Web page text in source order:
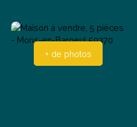
+ de photos